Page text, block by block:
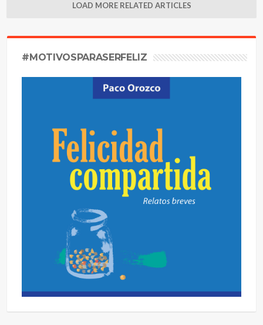
LOAD MORE RELATED ARTICLES
#MOTIVOSPARASERFELIZ